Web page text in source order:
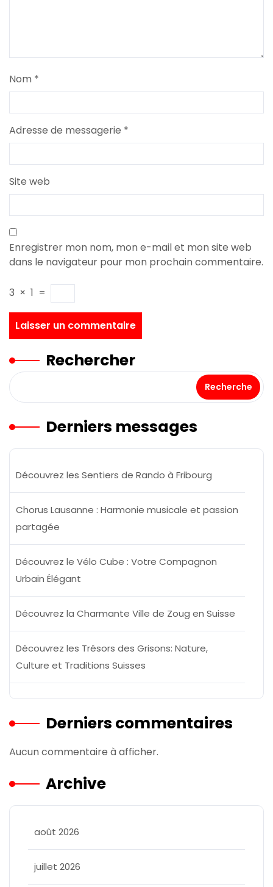
Nom *
Adresse de messagerie *
Site web
Enregistrer mon nom, mon e-mail et mon site web
dans le navigateur pour mon prochain commentaire.
3 × 1 =
Rechercher
Recherche
Derniers messages
Découvrez les Sentiers de Rando à Fribourg
Chorus Lausanne : Harmonie musicale et passion
partagée
Découvrez le Vélo Cube : Votre Compagnon
Urbain Élégant
Découvrez la Charmante Ville de Zoug en Suisse
Découvrez les Trésors des Grisons: Nature,
Culture et Traditions Suisses
Derniers commentaires
Aucun commentaire à afficher.
Archive
août 2026
juillet 2026